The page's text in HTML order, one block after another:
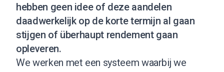
hebben geen idee of deze aandelen
daadwerkelijk op de korte termijn al gaan
stijgen of überhaupt rendement gaan
opleveren.
We werken met een systeem waarbij we